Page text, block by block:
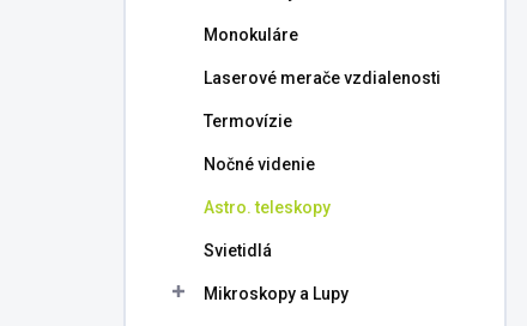
Monokuláre
Laserové merače vzdialenosti
Termovízie
Nočné videnie
Astro. teleskopy
Svietidlá
Mikroskopy a Lupy